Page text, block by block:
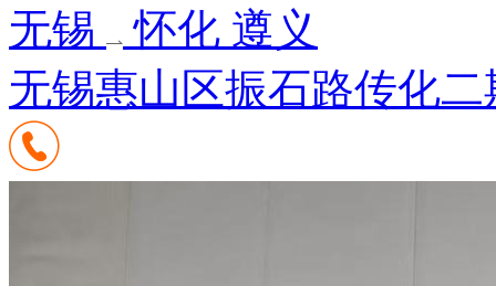
无锡
怀化 遵义
无锡惠山区振石路传化二